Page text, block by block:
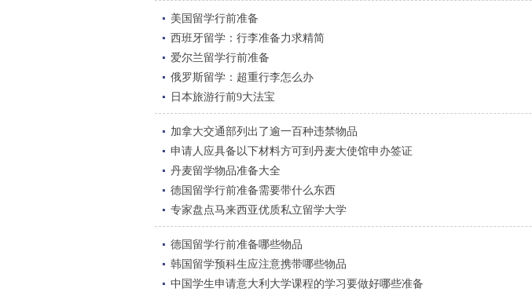
美国留学行前准备
西班牙留学：行李准备力求精简
爱尔兰留学行前准备
俄罗斯留学：超重行李怎么办
日本旅游行前9大法宝
加拿大交通部列出了逾一百种违禁物品
申请人应具备以下材料方可到丹麦大使馆申办签证
丹麦留学物品准备大全
德国留学行前准备需要带什么东西
专家盘点马来西亚优质私立留学大学
德国留学行前准备哪些物品
韩国留学预科生应注意携带哪些物品
中国学生申请意大利大学课程的学习要做好哪些准备